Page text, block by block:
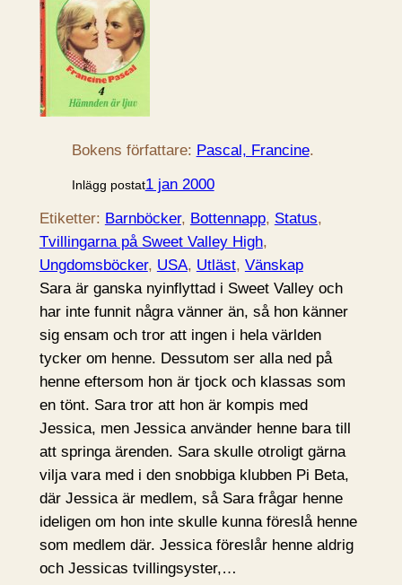
Bokens författare: Pascal, Francine.
Inlägg postat1 jan 2000
Etiketter: Barnböcker, Bottennapp, Status
Tvillingarna på Sweet Valley High
Ungdomsböcker, USA, Utläst, Vänskap
Sara är ganska nyinflyttad i Sweet Valley och
har inte funnit några vänner än, så hon känner
sig ensam och tror att ingen i hela världen
tycker om henne. Dessutom ser alla ned på
henne eftersom hon är tjock och klassas som
en tönt. Sara tror att hon är kompis med
Jessica, men Jessica använder henne bara till
att springa ärenden. Sara skulle otroligt gärna
vilja vara med i den snobbiga klubben Pi Beta,
där Jessica är medlem, så Sara frågar henne
ideligen om hon inte skulle kunna föreslå henne
som medlem där. Jessica föreslår henne aldrig
och Jessicas tvillingsyster,…